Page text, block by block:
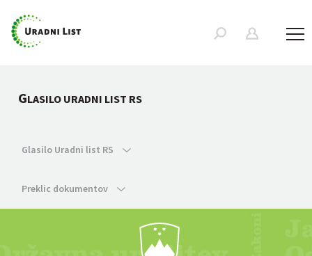
GLASILO URADNI LIST RS
Glasilo Uradni list RS
Preklic dokumentov